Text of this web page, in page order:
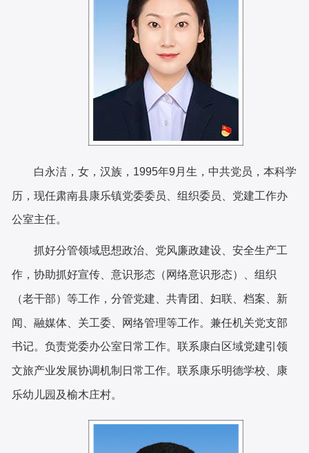
白永洁，女，汉族，1995年9月生， 中共党员，本科学
历，现任肃南县康乐镇党委委员、组织委员、党建工作办
公室主任。
抓好分管领域思想政治、党风廉政建设、安全生产工
作，协助抓好宣传、意识形态（网络意识形态）、组织
（老干部）等工作，分管党建、共青团、妇联、档案、新
闻、融媒体、关工委、网络管理等工作。兼任机关党支部
书记。负责党委办公室日常工作。联系康白区域党建引领
文旅产业发展协调机制日常工作。联系康乐明德学校、康
乐幼儿园及榆木庄村。